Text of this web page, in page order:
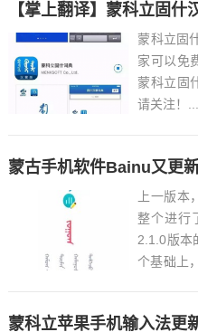
【掌上翻译】蒙科立固
蒙科立固
家可以免
蒙科立固
请关注！...
上一版本
整个进行
2.1.0版本
个基础上
的功能--
蒙科立苹果手机输入法更